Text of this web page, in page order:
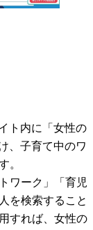
ト内に「女性の
、子育て中のワ
。
ワーク」「育児
を検索すること
すれば、女性の